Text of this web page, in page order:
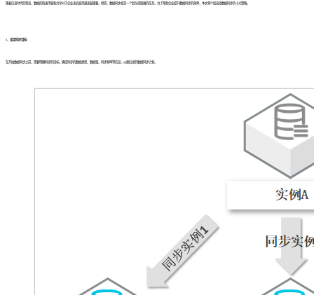
随着信息时代的到来，数据的快速传输和共享对于企业来说变得越来越重要。然而，数据同步却是一个复杂而困难的任务。为了帮助企业提升数据同步的效率，本文将介绍高效数据同步的十大策略。
1、设定同步目标
在开始数据同步之前，需要明确同步的目标。确定同步的数据类型、数据量、同步频率等信息，以便后续的数据同步计划。